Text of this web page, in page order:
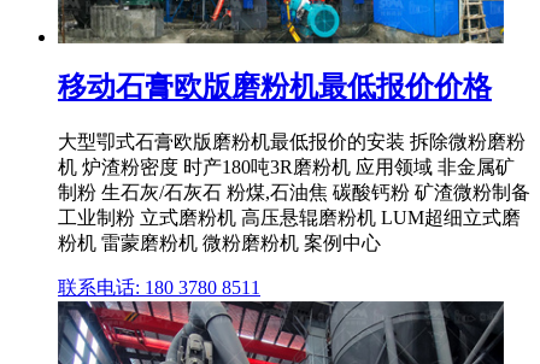
移动石膏欧版磨粉机最低报价价格
大型卾式石膏欧版磨粉机最低报价的安装 拆除微粉磨粉
机 炉渣粉密度 时产180吨3R磨粉机 应用领域 非金属矿
制粉 生石灰/石灰石 粉煤,石油焦 碳酸钙粉 矿渣微粉制备
工业制粉 立式磨粉机 高压悬辊磨粉机 LUM超细立式磨
粉机 雷蒙磨粉机 微粉磨粉机 案例中心
联系电话: 180 3780 8511